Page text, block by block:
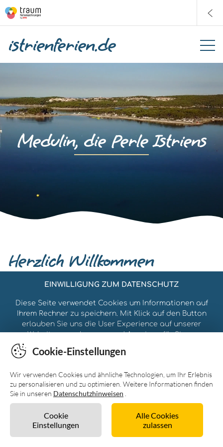
Unverbindlich anfragen
Cookie-Einstellungen
Wir verwenden Cookies und ähnliche Technologien, um Ihr Erlebnis
zu personalisieren und zu optimieren. Weitere Informationen finden
Sie in unseren Datenschutzhinweisen
Cookie
Einstellungen
Alle Cookies
zulassen